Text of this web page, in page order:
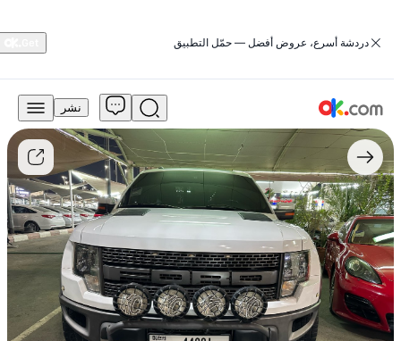
‏دردشة أسرع، عروض أفضل — حمّل التطبيق
70,000
درهم
للبيع
Ford
F-
150
Raptor
2012
SVT
Petrol
Auto
AWD
مستعمل
نشر